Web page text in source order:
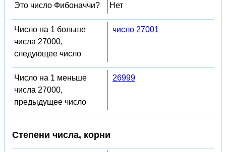
Это число Фибоначчи? Нет
Число на 1 больше
числа 27000,
следующее число
число 27001
Число на 1 меньше
числа 27000,
предыдущее число
26999
Степени числа, корни